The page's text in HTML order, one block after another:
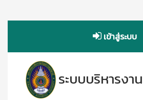
เข้าสู่ระบบ
ระบบบริหารงา